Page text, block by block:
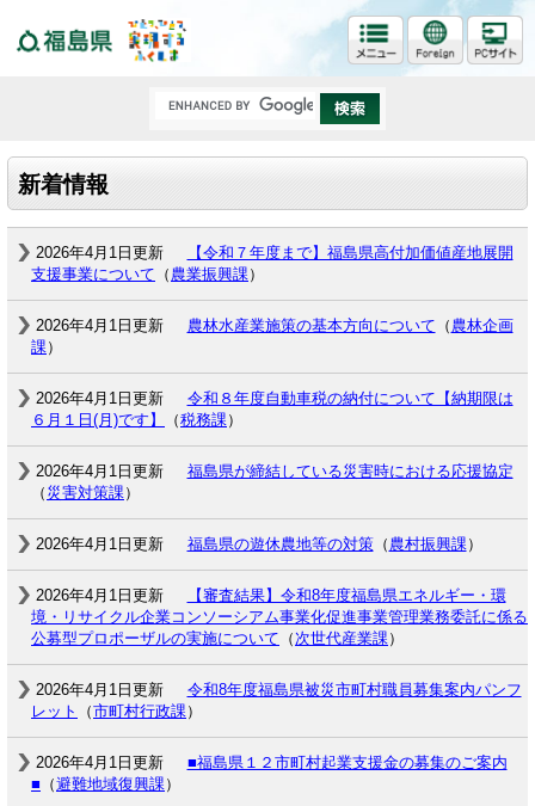
新着情報
2026年4月1日更新
【令和７年度まで】福島県高付加価値産地展開
支援事業について （ 農業振興課）
2026年4月1日更新 農林水産業施策の基本方向について （ 農林企画
課）
2026年4月1日更新
令和８年度自動車税の納付について【納期限は
６月１日(月)です】
（税務課）
2026年4月1日更新
福島県が締結している災害時における応援協定
（ 災害対策課）
2026年4月1日更新 福島県の遊休農地等の対策（ 農村振興課）
2026年4月1日更新
【審査結果】令和8年度福島県エネルギー・環
境・リサイクル企業コンソーシアム事業化促進事業管理業務委託に係る
公募型プロポーザルの実施について （次世代産業課）
2026年4月1日更新
令和8年度福島県被災市町村職員募集案内パンフ
レット
（市町村行政課）
2026年4月1日更新
■福島県１２市町村起業支援金の募集のご案内
■ （避難地域復興課）